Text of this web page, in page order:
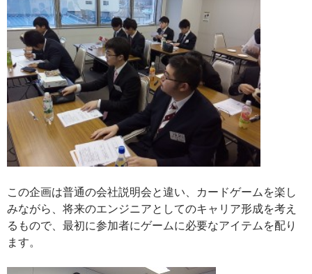
この企画は普通の会社説明会と違い、カードゲームを楽し
みながら、将来のエンジニアとしてのキャリア形成を考え
るもので、最初に参加者にゲームに必要なアイテムを配り
ます。